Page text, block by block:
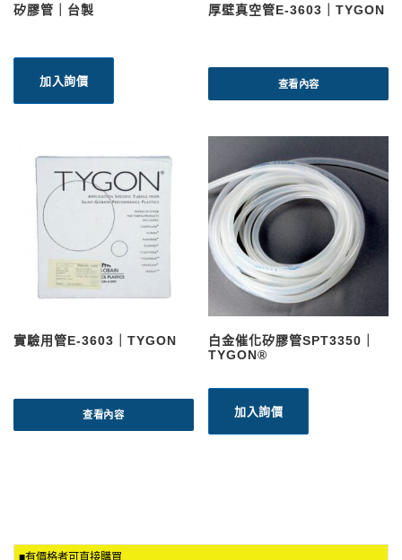
矽膠管｜台製
加入詢價
厚壁真空管E-3603｜TYGON
查看內容
實驗用管E-3603｜TYGON
查看內容
白金催化矽膠管SPT3350｜
TYGON®
加入詢價